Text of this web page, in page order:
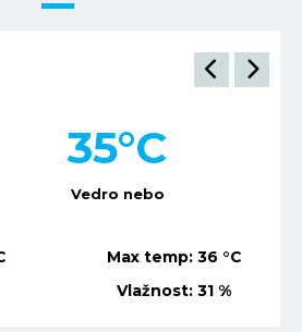
Vedro nebo
35°C
Max temp: 36 °C
Vlažnost:31 %